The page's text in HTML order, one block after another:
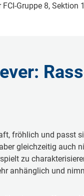
Gruppe 8, Sektion
fröhlich und passt
gleichzeitig auch
zu
anhänglich und